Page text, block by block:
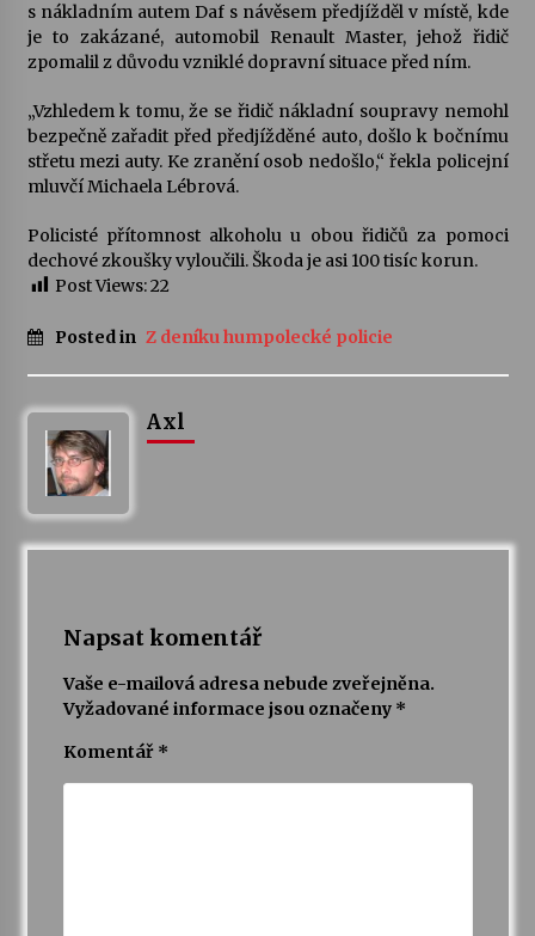
Votavžatský ploty
23. 7. 2026
Letní koncerty ve Stromovce: Rufus Miller
22. 7. 2026
Vysočinka
17. 7. 2026
Petr Adamec – Malovaný svět
30. 6. 2026
s nákladním autem Daf s návěsem předjížděl v místě, kde
je to zakázané, automobil Renault Master, jehož řidič
zpomalil z důvodu vzniklé dopravní situace před ním.
„Vzhledem k tomu, že se řidič nákladní soupravy nemohl
bezpečně zařadit před předjížděné auto, došlo k bočnímu
střetu mezi auty. Ke zranění osob nedošlo,“ řekla policejní
mluvčí Michaela Lébrová.
Policisté přítomnost alkoholu u obou řidičů za pomoci
dechové zkoušky vyloučili. Škoda je asi 100 tisíc korun.
Post Views:22
Posted in Z deníku humpolecké policie
Axl
Napsat komentář
Vaše e-mailová adresa nebude zveřejněna.
Vyžadované informace jsou označeny *
Komentář *